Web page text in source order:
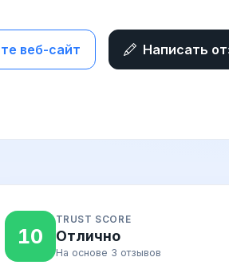
веб-сайт Написать
10
TRUST SCORE
Отлично
На основе 3 отзывов